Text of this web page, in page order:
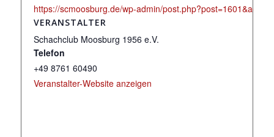
https://scmoosburg.de/wp-admin/
VERANSTALTER
Schachclub Moosburg 1956 e.V.
Telefon
+49 8761 60490
Veranstalter-Website anzeigen